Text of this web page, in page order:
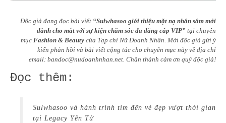
Độc giả đang đọc bài viết “Sulwhasoo giới thiệu mặt nạ nhân sâm mới
dành cho mắt với sự kiện chăm sóc da đẳng cấp VIP” tại chuyên
mục Fashion & Beauty của Tạp chí Nữ Doanh Nhân. Mời độc giả gửi ý
kiến phản hồi và bài viết cộng tác cho chuyên mục này về địa chỉ
email: bandoc@nudoanhnhan.net Chân thành cảm ơn quý độc giả!
Đọc thêm:
Sulwhasoo và hành trình tìm đến vẻ đẹp vượt thời gian
tại Legacy Yên Tử